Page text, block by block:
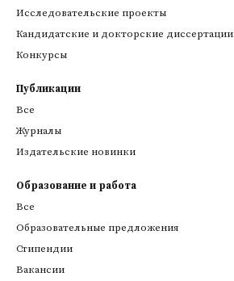
Исследовательские проекты
Кандидатские и докторские диссертации
Конкурсы
Публикации
Все
Журналы
Издательские новинки
Образование и работа
Все
Образовательные предложения
Стипендии
Вакансии